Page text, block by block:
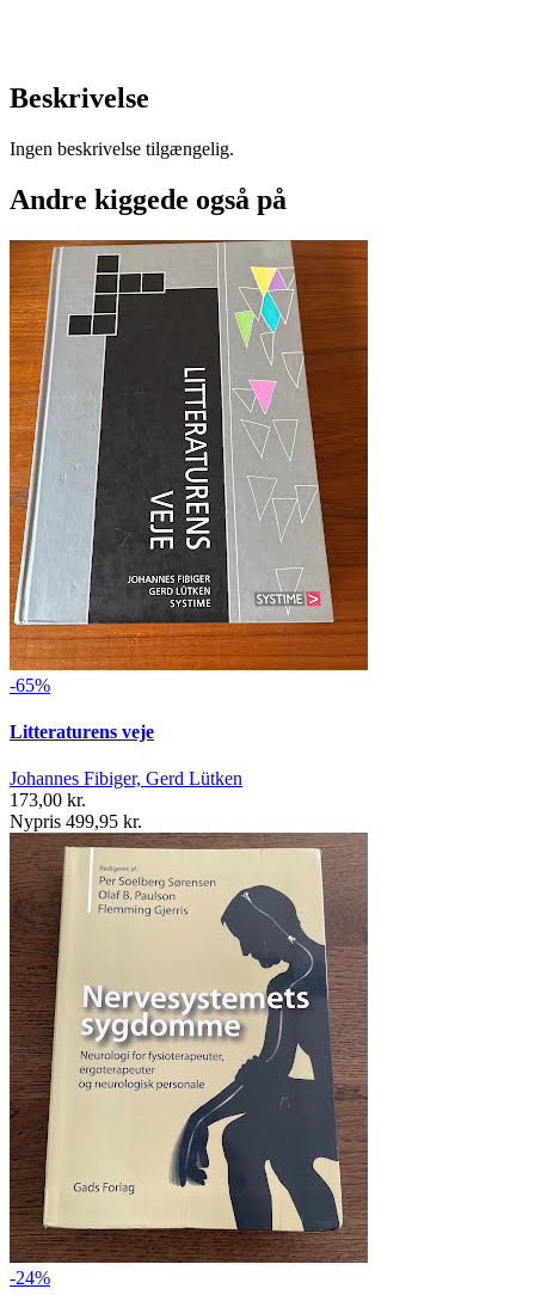
Beskrivelse
Ingen beskrivelse tilgængelig.
Andre kiggede også på
-65%
Litteraturens veje
Johannes Fibiger, Gerd Lütken
173,00 kr.
Nypris 499,95 kr.
-24%